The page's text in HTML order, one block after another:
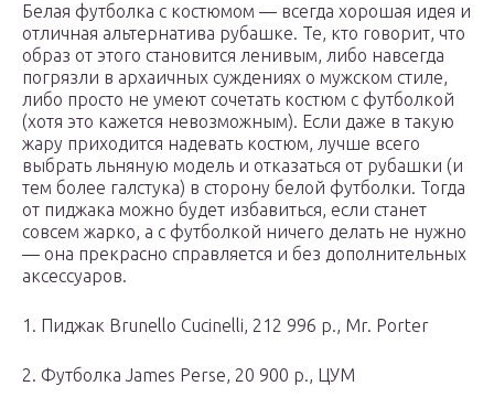
Белая футболка с костюмом — всегда хорошая идея и
отличная альтернатива рубашке. Те, кто говорит, что
образ от этого становится ленивым, либо навсегда
погрязли в архаичных суждениях о мужском стиле,
либо просто не умеют сочетать костюм с футболкой
(хотя это кажется невозможным). Если даже в такую
жару приходится надевать костюм, лучше всего
выбрать льняную модель и отказаться от рубашки (и
тем более галстука) в сторону белой футболки. Тогда
от пиджака можно будет избавиться, если станет
совсем жарко, а с футболкой ничего делать не нужно
— она прекрасно справляется и без дополнительных
аксессуаров.
1. Пиджак Brunello Cucinelli, 212 996 р., Mr. Porter
2. Футболка James Perse, 20 900 р., ЦУМ